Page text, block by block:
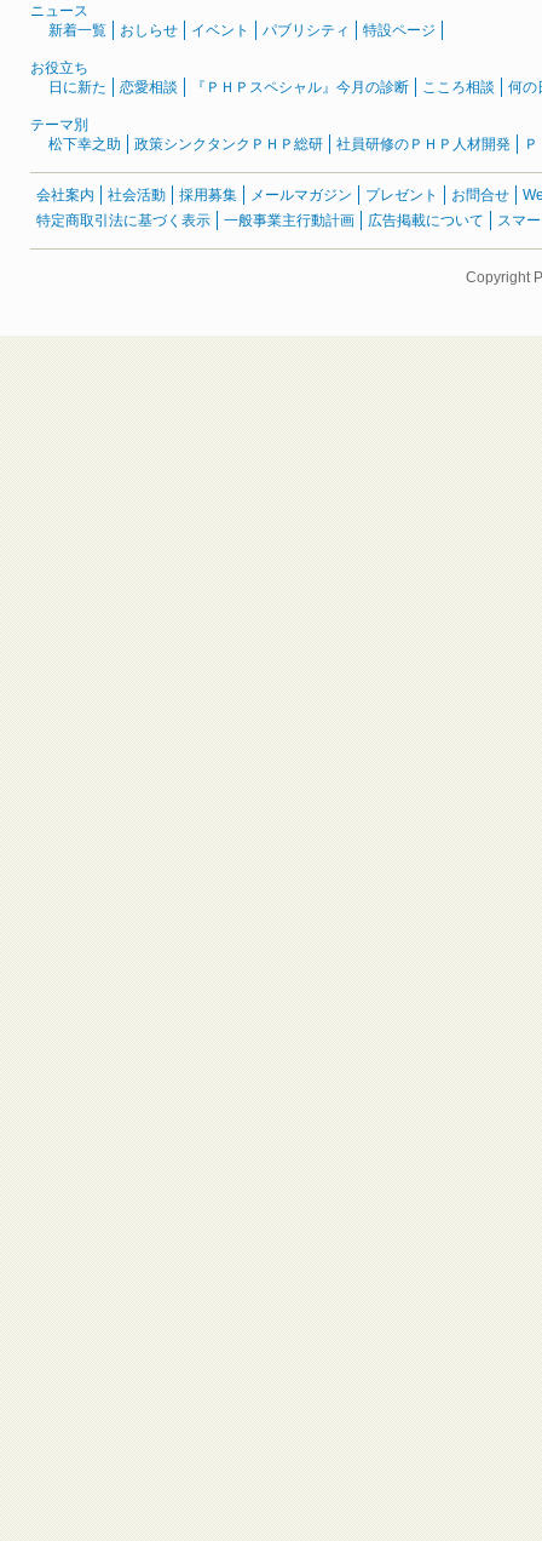
ニュース
新着一覧
おしらせ イベント パブリシティ 特設ページ
お役立ち
日に新た
恋愛相談 『ＰＨＰスペシャル』今月の診断 こころ相談 何の
テーマ別
松下幸之助
政策シンクタンクＰＨＰ総研 社員研修のＰＨＰ人材開発
会社案内 社会活動 採用募集 メールマガジン プレゼント お問合せ
特定商取引法に基づく表示
一般事業主行動計画 広告掲載について スマ
Copyright